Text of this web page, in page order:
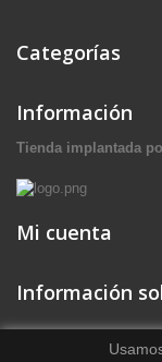
Categorías
Información
Tienda implantada
Mi cuenta
Información